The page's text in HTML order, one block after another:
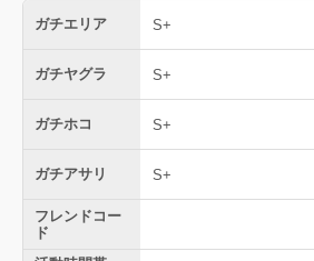
ガチエリア S+
ガチヤグラ S+
ガチホコ S+
ガチアサリ S+
フレンドコー
ド